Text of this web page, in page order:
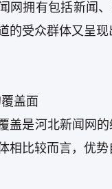
网拥有包括新闻
的受众群体又呈
盖面
盖是河北新闻网
相比较而言，优